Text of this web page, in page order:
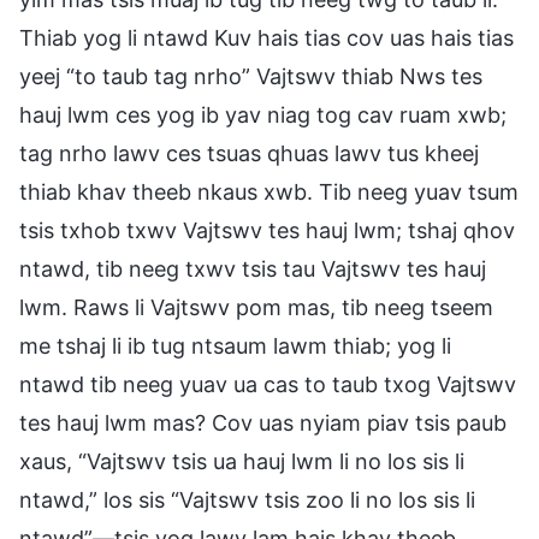
Thiab yog li ntawd Kuv hais tias cov uas hais tias
yeej “to taub tag nrho” Vajtswv thiab Nws tes
hauj lwm ces yog ib yav niag tog cav ruam xwb;
tag nrho lawv ces tsuas qhuas lawv tus kheej
thiab khav theeb nkaus xwb. Tib neeg yuav tsum
tsis txhob txwv Vajtswv tes hauj lwm; tshaj qhov
ntawd, tib neeg txwv tsis tau Vajtswv tes hauj
lwm. Raws li Vajtswv pom mas, tib neeg tseem
me tshaj li ib tug ntsaum lawm thiab; yog li
ntawd tib neeg yuav ua cas to taub txog Vajtswv
tes hauj lwm mas? Cov uas nyiam piav tsis paub
xaus, “Vajtswv tsis ua hauj lwm li no los sis li
ntawd,” los sis “Vajtswv tsis zoo li no los sis li